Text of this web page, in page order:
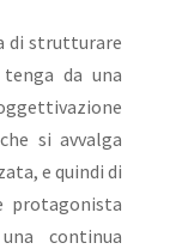
di strutturare
da una
si avvalga
e quindi di
protagonista
continua